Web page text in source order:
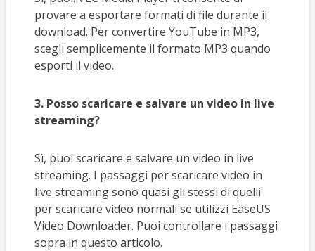
provare a esportare formati di file durante il
download. Per convertire YouTube in MP3,
scegli semplicemente il formato MP3 quando
esporti il video.
3. Posso scaricare e salvare un video in live
streaming?
Sì, puoi scaricare e salvare un video in live
streaming. I passaggi per scaricare video in
live streaming sono quasi gli stessi di quelli
per scaricare video normali se utilizzi EaseUS
Video Downloader. Puoi controllare i passaggi
sopra in questo articolo.